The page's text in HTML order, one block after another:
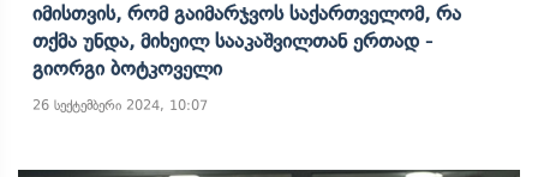
Იმისთვის, Რომ Გაიმარჯვოს Საქართველომ, Რა
Თქმა Უნდა, Მიხეილ Სააკაშვილთან Ერთად -
Გიორგი Ბოტკოველი
26 სექტემბერი 2024, 10:07